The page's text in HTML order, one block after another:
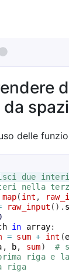
delle
due
nella
map( int ,
raw_input ( ) .
in array:
= sum + int (
, b, sum)
#
riga e
riga